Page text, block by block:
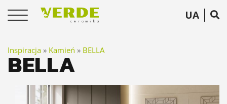
UA
BELLA
Inspiracja » Kamień » BELLA